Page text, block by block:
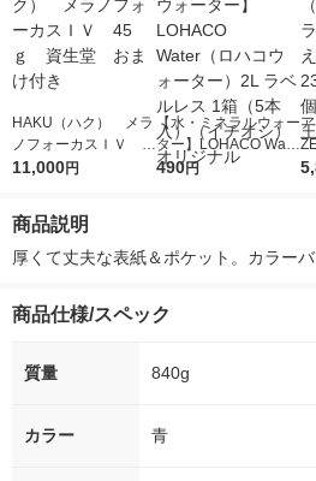
HAKU（ハク） メラ
ノフォーカスＩＶ 4
5ｇ 資生堂 おまけ
11,000円
【水・ミネラルウォー
ター】LOHACO Wate
r（ロハコウォータ
490円
商品説明
厚くて丈夫な表紙＆ポケット。カラーバ
商品仕様/スペック
質量 840g
カラー 青